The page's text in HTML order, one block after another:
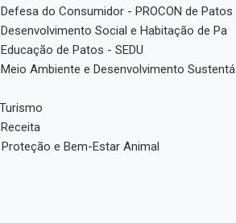
do Consumidor - PROCON de Patos
Social e Habitação de Pa
de Patos - SEDU
Ambiente e Desenvolvimento Sustentá
e Bem-Estar Animal